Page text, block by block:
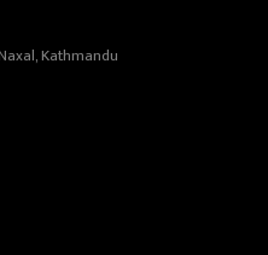
Kathmandu